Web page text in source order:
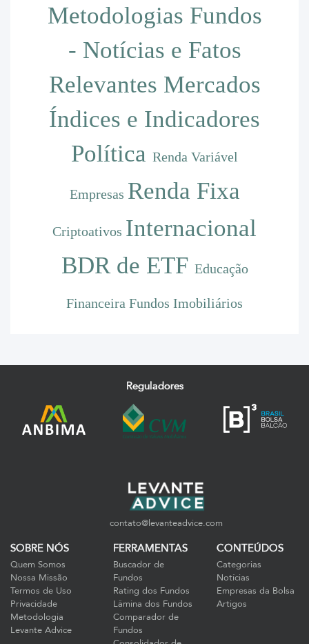
Metodologias Fundos
- Notícias e Fatos
Relevantes Mercados
Índices e Indicadores
Política Renda Variável
Empresas Renda Fixa
Criptoativos Internacional
BDR de ETF Educação
Financeira Fundos Imobiliários
Reguladores
contato@levanteadvice.com
SOBRE NÓS
Quem Somos
Nossa Missão
Termos de Uso
Privacidade
Metodologia
Levante Advice
FERRAMENTAS
Buscador de
Fundos
Rating dos Fundos
Lâmina dos Fundos
Comparador de
Fundos
CONTEÚDOS
Categorias
Notícias
Empresas da Bolsa
Artigos